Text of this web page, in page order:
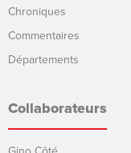
Chroniques
Commentaires
Départements
Collaborateurs